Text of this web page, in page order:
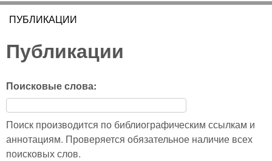
Вы здесь
ПУБЛИКАЦИИ
Публикации
Поисковые слова:
Поиск производится по библиографическим ссылкам и
аннотациям. Проверяется обязательное наличие всех
поисковых слов.